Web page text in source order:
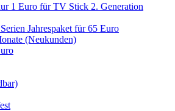
1 Euro für TV Stick 2. Generation
Jahrespaket für 65 Euro
(Neukunden)